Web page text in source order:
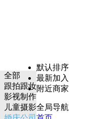
全部
跟拍跟妆
影视制作
儿童摄影
默认排序
最新加入
附近商家
全局导航